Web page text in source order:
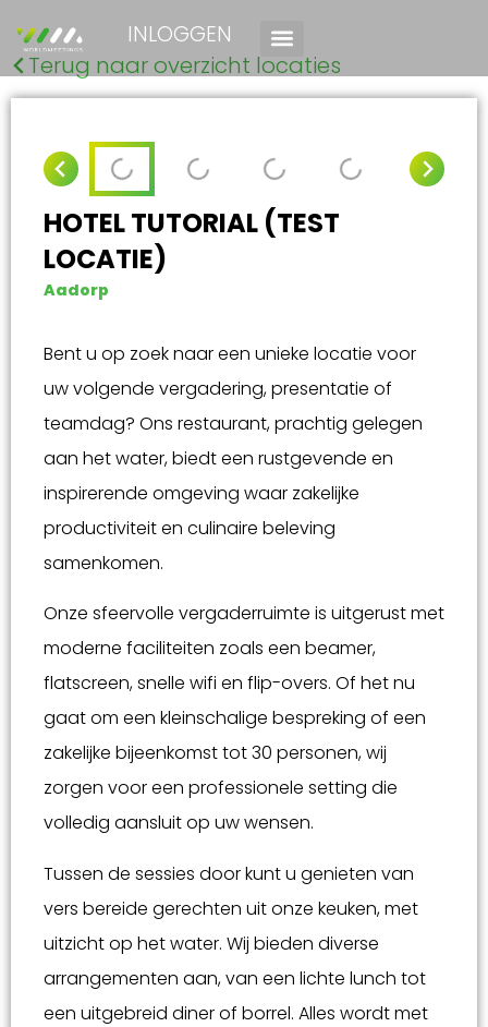
INLOGGEN
Terug naar overzicht locaties
HOTEL TUTORIAL (TEST
LOCATIE)
Aadorp
Bent u op zoek naar een unieke locatie voor
uw volgende vergadering, presentatie of
teamdag? Ons restaurant, prachtig gelegen
aan het water, biedt een rustgevende en
inspirerende omgeving waar zakelijke
productiviteit en culinaire beleving
samenkomen.
Onze sfeervolle vergaderruimte is uitgerust met
moderne faciliteiten zoals een beamer,
flatscreen, snelle wifi en flip-overs. Of het nu
gaat om een kleinschalige bespreking of een
zakelijke bijeenkomst tot 30 personen, wij
zorgen voor een professionele setting die
volledig aansluit op uw wensen.
Tussen de sessies door kunt u genieten van
vers bereide gerechten uit onze keuken, met
uitzicht op het water. Wij bieden diverse
arrangementen aan, van een lichte lunch tot
een uitgebreid diner of borrel. Alles wordt met